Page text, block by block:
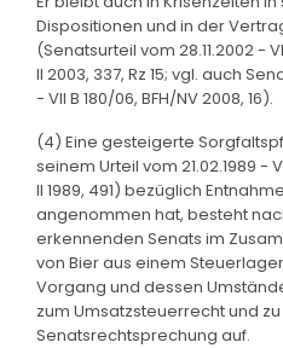
Dispositionen und in der
(Senatsurteil vom 28.11.2002 -
II 2003, 337, Rz 15; vgl. auch
- VII B 180/06, BFH/NV 2008, 16).
(4) Eine gesteigerte
seinem Urteil vom 21.02.1989 -
II 1989, 491) bezüglich
angenommen hat, besteht
erkennenden Senats im
von Bier aus einem
Vorgang und dessen
zum Umsatzsteuerrecht und
Senatsrechtsprechung auf.